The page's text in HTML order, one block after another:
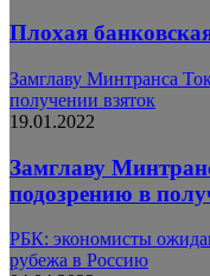
Плохая
Замглаву Минтранса
получении взяток
19.01.2022
Замглаву
подозрению в
РБК: экономисты
рубежа в Россию